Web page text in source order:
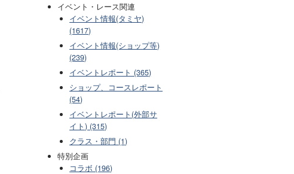
イベント・レース関連
イベント情報(タミヤ)
(1617)
イベント情報(ショップ等)
(239)
イベントレポート (365)
ショップ、コースレポート
(54)
イベントレポート(外部サ
イト) (315)
クラス・部門 (1)
特別企画
コラボ (196)